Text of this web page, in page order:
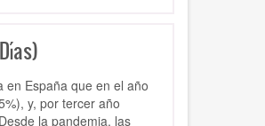
en España que en el año
y, por tercer año
la pandemia, las